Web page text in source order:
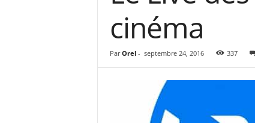
cinéma
Par Orel- septembre 24, 2016 337